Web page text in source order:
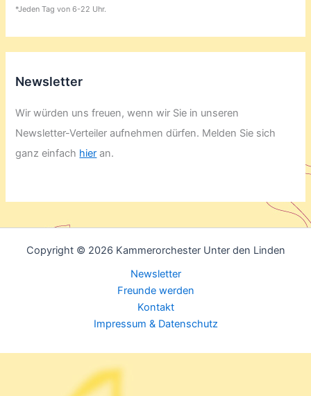
*Jeden Tag von 6-22 Uhr.
Newsletter
Wir würden uns freuen, wenn wir Sie in unseren
Newsletter-Verteiler aufnehmen dürfen. Melden Sie sich
ganz einfach hier an.
Copyright © 2026 Kammerorchester Unter den Linden
Newsletter
Freunde werden
Kontakt
Impressum & Datenschutz